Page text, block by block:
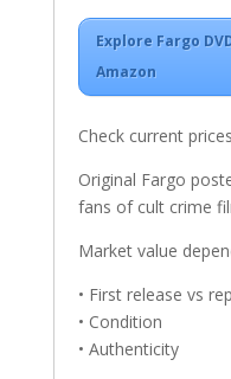
Explore Fargo
Amazon
Check current
Original Fargo
fans of cult crime
Market value
• First release vs
• Condition
• Authenticity